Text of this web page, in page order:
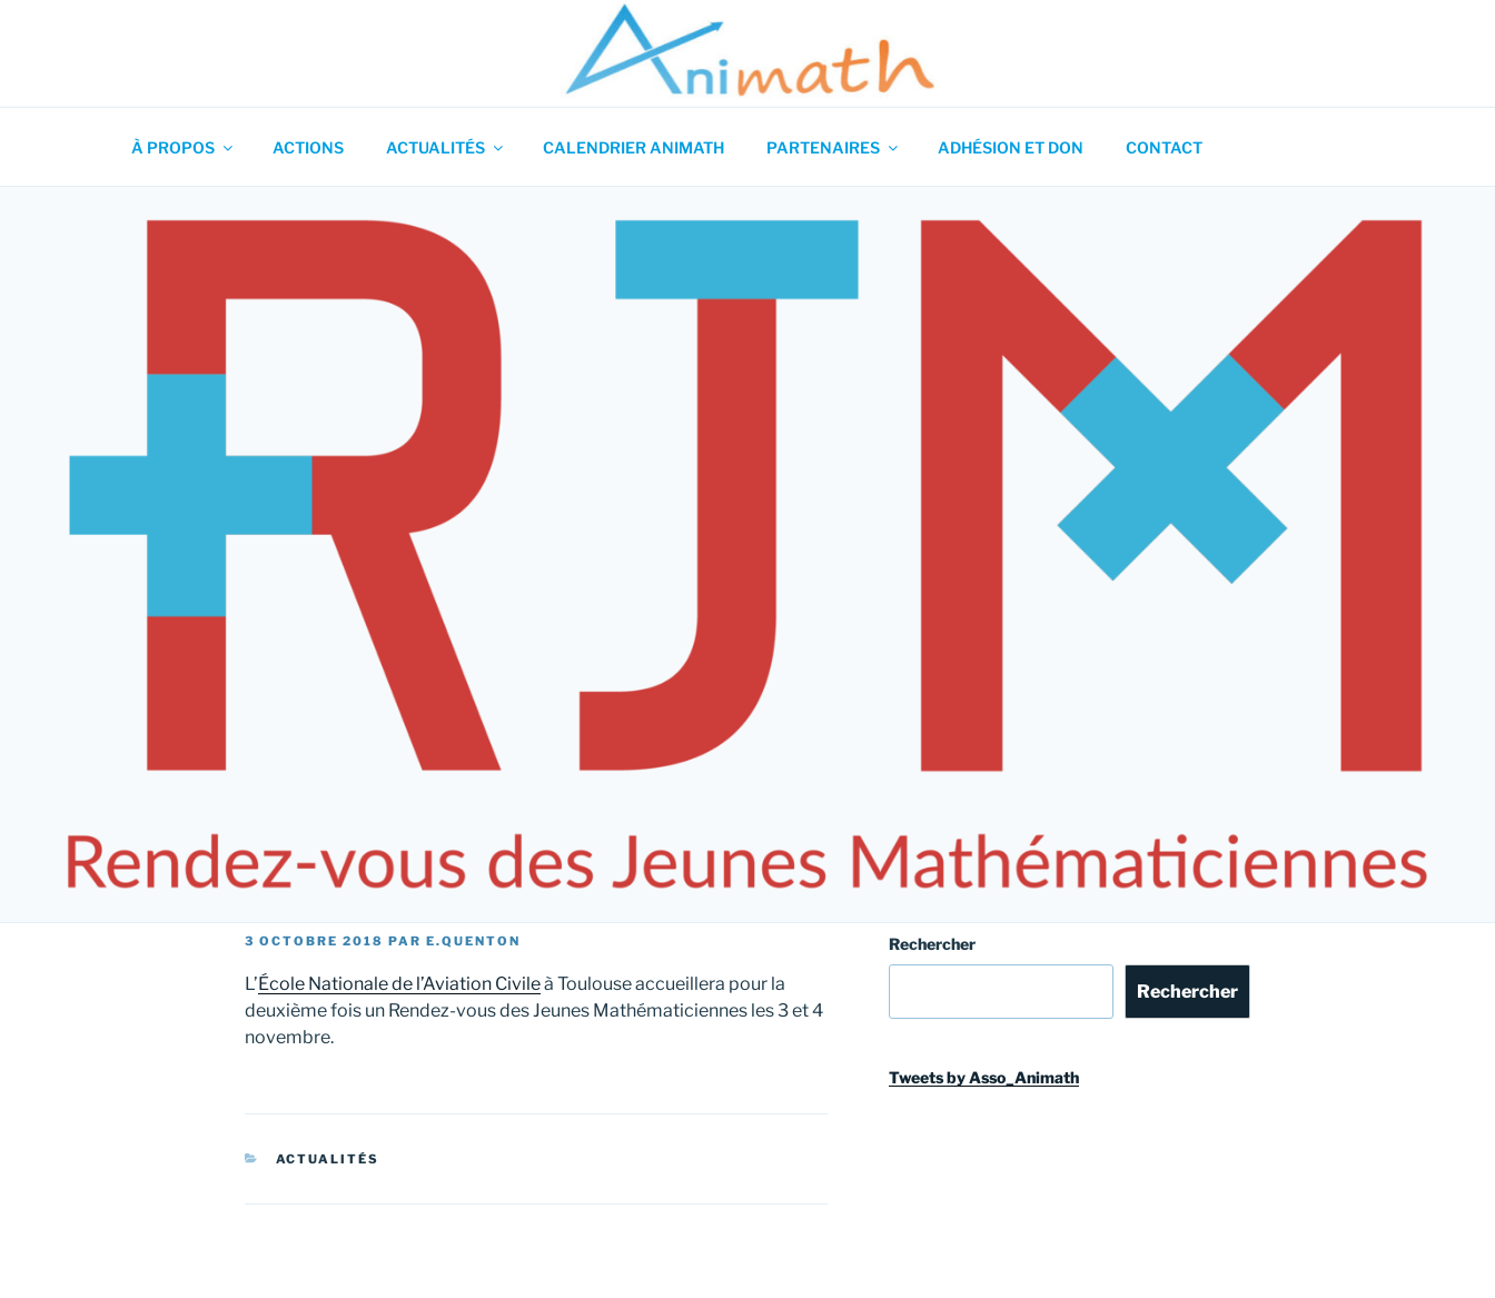
Association pour l'Animation en Mathématiques
À PROPOS ACTIONS ACTUALITÉS CALENDRIER ANIMATH PARTENAIRES ADHÉSION ET DON CONTACT
PUBLIÉ
3 OCTOBRE 2018 PAR E.QUENTON
L’École Nationale de l’Aviation Civileà Toulouse accueillera pour la
deuxième fois un Rendez-vous des Jeunes Mathématiciennes les 3 et 4
novembre.
CATÉGORIES
ACTUALITÉS
Rechercher
Rechercher
Tweets by Asso_Animath